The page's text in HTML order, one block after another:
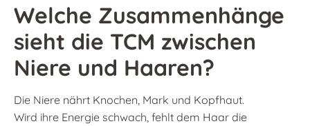
Welche Zusammenhänge
sieht die TCM zwischen
Niere und Haaren?
Die Niere nährt Knochen, Mark und Kopfhaut.
Wird ihre Energie schwach, fehlt dem Haar die